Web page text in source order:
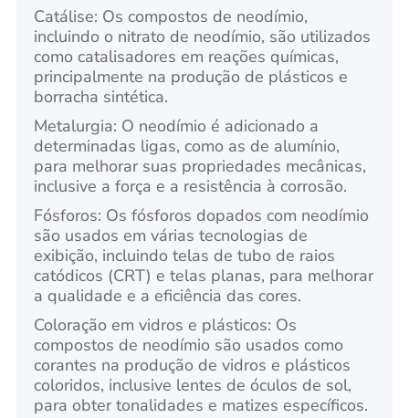
Catálise: Os compostos de neodímio,
incluindo o nitrato de neodímio, são utilizados
como catalisadores em reações químicas,
principalmente na produção de plásticos e
borracha sintética.
Metalurgia: O neodímio é adicionado a
determinadas ligas, como as de alumínio,
para melhorar suas propriedades mecânicas,
inclusive a força e a resistência à corrosão.
Fósforos: Os fósforos dopados com neodímio
são usados em várias tecnologias de
exibição, incluindo telas de tubo de raios
catódicos (CRT) e telas planas, para melhorar
a qualidade e a eficiência das cores.
Coloração em vidros e plásticos: Os
compostos de neodímio são usados como
corantes na produção de vidros e plásticos
coloridos, inclusive lentes de óculos de sol,
para obter tonalidades e matizes específicos.